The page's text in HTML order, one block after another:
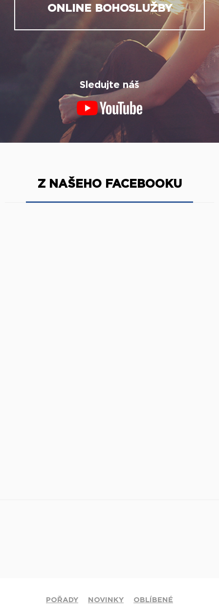
ONLINE BOHOSLUŽBY
Sledujte náš
Z NAŠEHO FACEBOOKU
POŘADY NOVINKY OBLÍBENÉ